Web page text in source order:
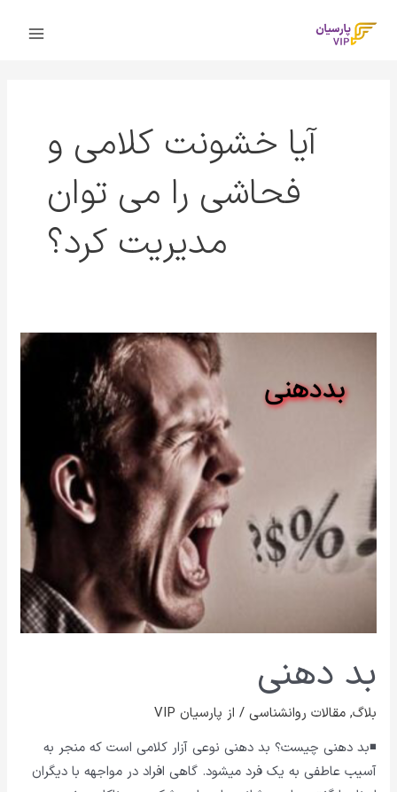
آیا خشونت کلامی و
فحاشی را می توان
مدیریت کرد؟
بد دهنی
بلاگ,مقالات روانشناسی / از پارسیان VIP
◾بد دهنی چیست؟ بد دهنی نوعی آزار کلامی است که منجر به
آسیب عاطفی به یک فرد میشود. گاهی افراد در مواجهه با دیگران